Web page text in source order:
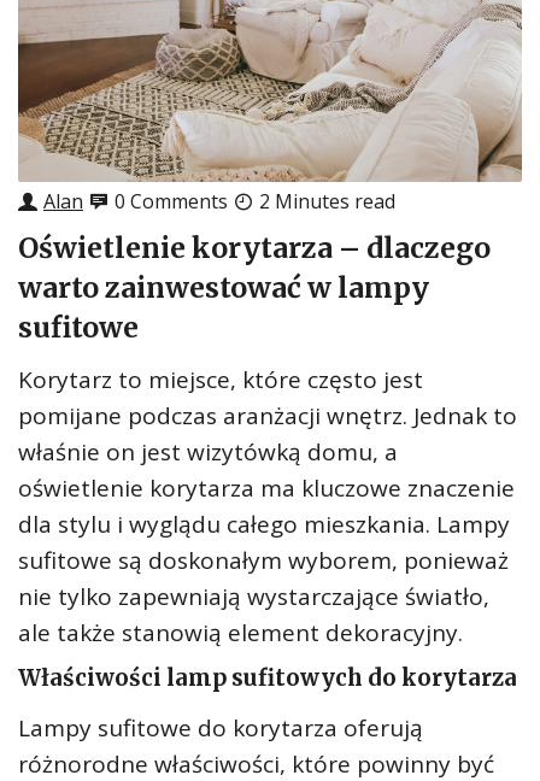
Alan 0 Comments 2 Minutes read
Oświetlenie korytarza – dlaczego
warto zainwestować w lampy
sufitowe
Korytarz to miejsce, które często jest
pomijane podczas aranżacji wnętrz. Jednak to
właśnie on jest wizytówką domu, a
oświetlenie korytarza ma kluczowe znaczenie
dla stylu i wyglądu całego mieszkania. Lampy
sufitowe są doskonałym wyborem, ponieważ
nie tylko zapewniają wystarczające światło,
ale także stanowią element dekoracyjny.
Właściwości lamp sufitowych do korytarza
Lampy sufitowe do korytarza oferują
różnorodne właściwości, które powinny być